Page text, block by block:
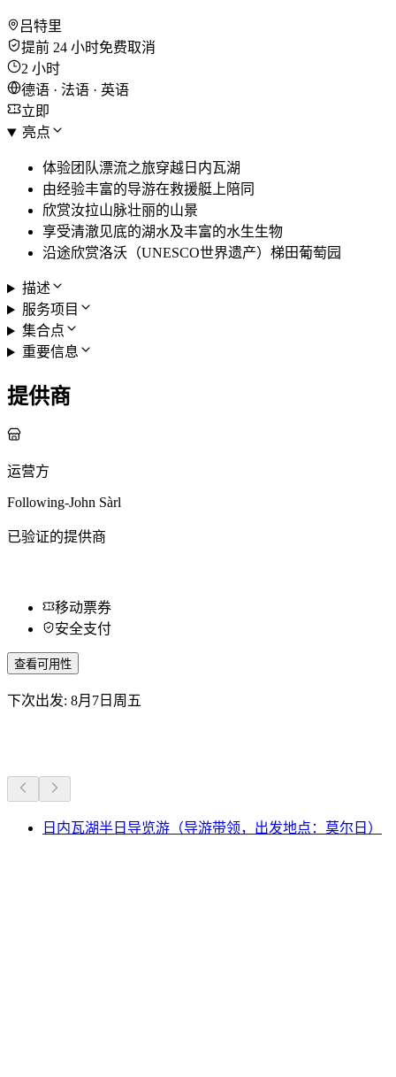
吕特里
提前 24 小时免费取消
2 小时
德语 · 法语 · 英语
立即
亮点
体验团队漂流之旅穿越日内瓦湖
由经验丰富的导游在救援艇上陪同
欣赏汝拉山脉壮丽的山景
享受清澈见底的湖水及丰富的水生生物
沿途欣赏洛沃（UNESCO世界遗产）梯田葡萄园
描述
服务项目
集合点
重要信息
提供商
运营方
Following-John Sàrl
已验证的提供商
移动票券
安全支付
查看可用性
下次出发: 8月7日周五
日内瓦湖半日导览游（导游带领，出发地点：莫尔日）